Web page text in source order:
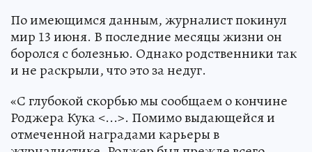
По имеющимся данным, журналист покинул
мир 13 июня. В последние месяцы жизни он
боролся с болезнью. Однако родственники так
и не раскрыли, что это за недуг.
«С глубокой скорбью мы сообщаем о кончине
Роджера Кука <...>. Помимо выдающейся и
отмеченной наградами карьеры в